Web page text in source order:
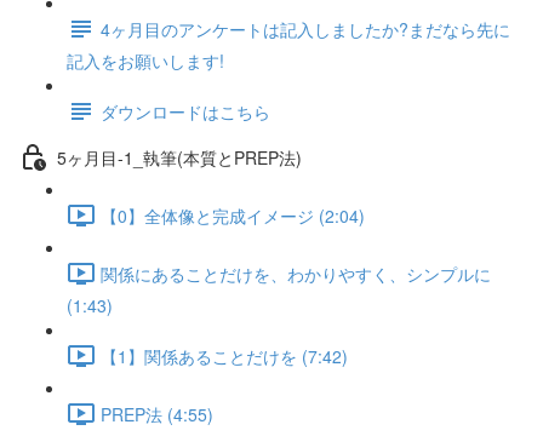
4ヶ月目のアンケートは記入しましたか?まだなら先に
記入をお願いします!
ダウンロードはこちら
5ヶ月目-1_執筆(本質とPREP法)
【0】全体像と完成イメージ (2:04)
関係にあることだけを、わかりやすく、シンプルに
(1:43)
【1】関係あることだけを (7:42)
PREP法 (4:55)